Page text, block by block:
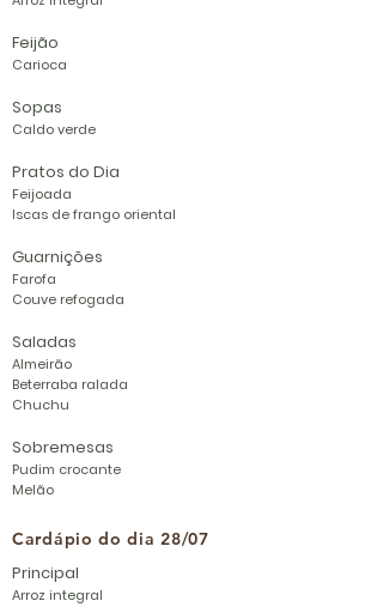
Feijão
Carioca
Sopas
Caldo verde
Pratos do Dia
Feijoada
Iscas de frango oriental
Guarnições
Farofa
Couve refogada
Saladas
Almeirão
Beterraba ralada
Chuchu
Sobremesas
Pudim crocante
Melão
Cardápio do dia 28/07
Principal
Arroz integral